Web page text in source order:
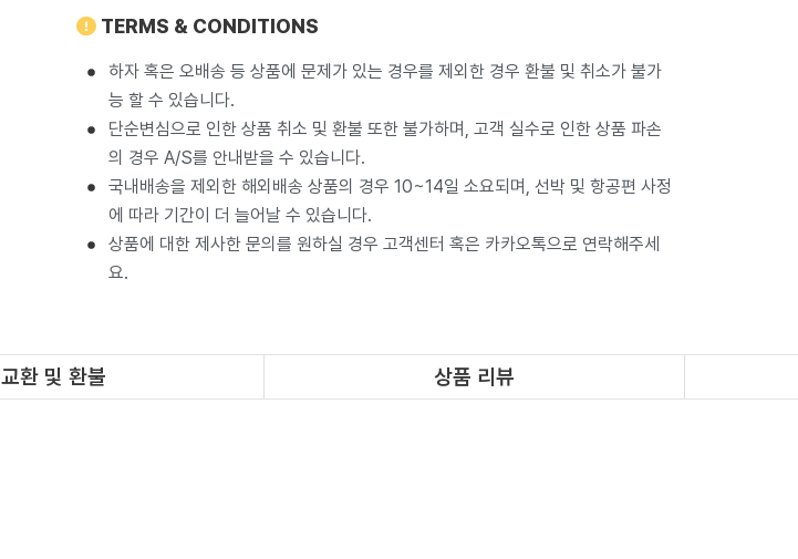
TERMS & CONDITIONS
하자 혹은 오배송 등 상품에 문제가 있는 경우를 제외한 경우 환불 및 취소가 불가
능 할 수 있습니다.
단순변심으로 인한 상품 취소 및 환불 또한 불가하며, 고객 실수로 인한 상품 파손
의 경우 A/S를 안내받을 수 있습니다.
국내배송을 제외한 해외배송 상품의 경우 10~14일 소요되며, 선박 및 항공편 사정
에 따라 기간이 더 늘어날 수 있습니다.
상품에 대한 제사한 문의를 원하실 경우 고객센터 혹은 카카오톡으로 연락해주세
요.
교환 및 환불 상품 리뷰